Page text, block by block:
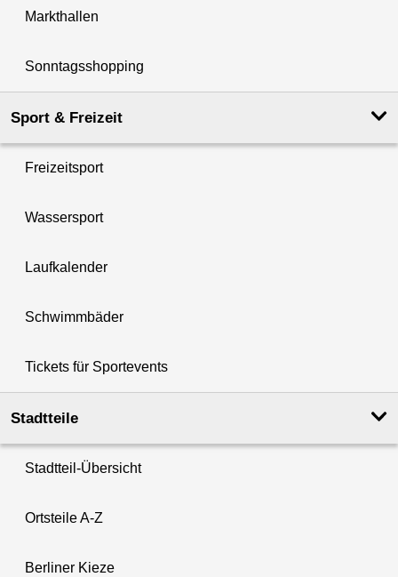
Markthallen
Sonntagsshopping
Sport & Freizeit
Freizeitsport
Wassersport
Laufkalender
Schwimmbäder
Tickets für Sportevents
Stadtteile
Stadtteil-Übersicht
Ortsteile A-Z
Berliner Kieze